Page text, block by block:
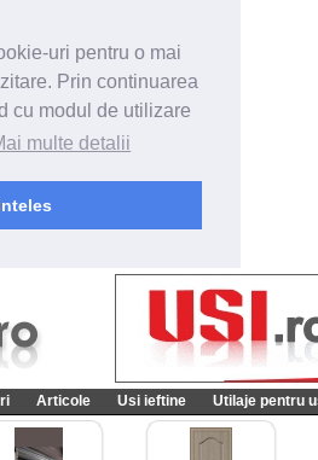
uri pentru o mai
Prin continuarea
cu modul de utilizare
multe detalii
Articole Usi ieftine Utilaje pentru